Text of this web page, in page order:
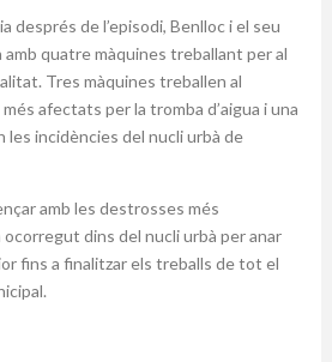
després de l’episodi, Benlloc i el seu
quatre màquines treballant per al
Tres màquines treballen al
afectats per la tromba d’aigua i una
les incidències del nucli urbà de
amb les destrosses més
dins del nucli urbà per anar
fins a finalitzar els treballs de tot el